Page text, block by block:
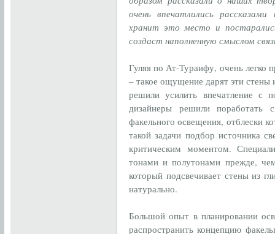
очень впечатлились
хранит это место и
создаст наполненную смыслом
Гуляя по Ат-Тураифу, очень легко
– такое ощущение дарят эти стены
решили усилить впечатление с
дизайнеры решили поработать
факельного освещения, отблески
такой задачи подбор источника
критическим моментом.
тонами и полутонами прежде,
который подсвечивает стены из
натурально.
Большой опыт в планировании
распространить концепцию